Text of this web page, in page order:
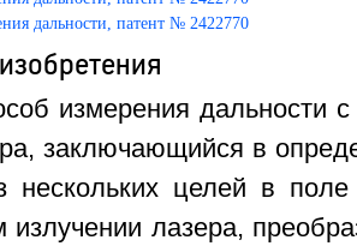
измерения дальности
заключающийся в
нескольких целей в
излучении лазера,